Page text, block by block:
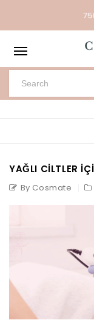
Saç
YAĞLI CILTLER
By Cosmate